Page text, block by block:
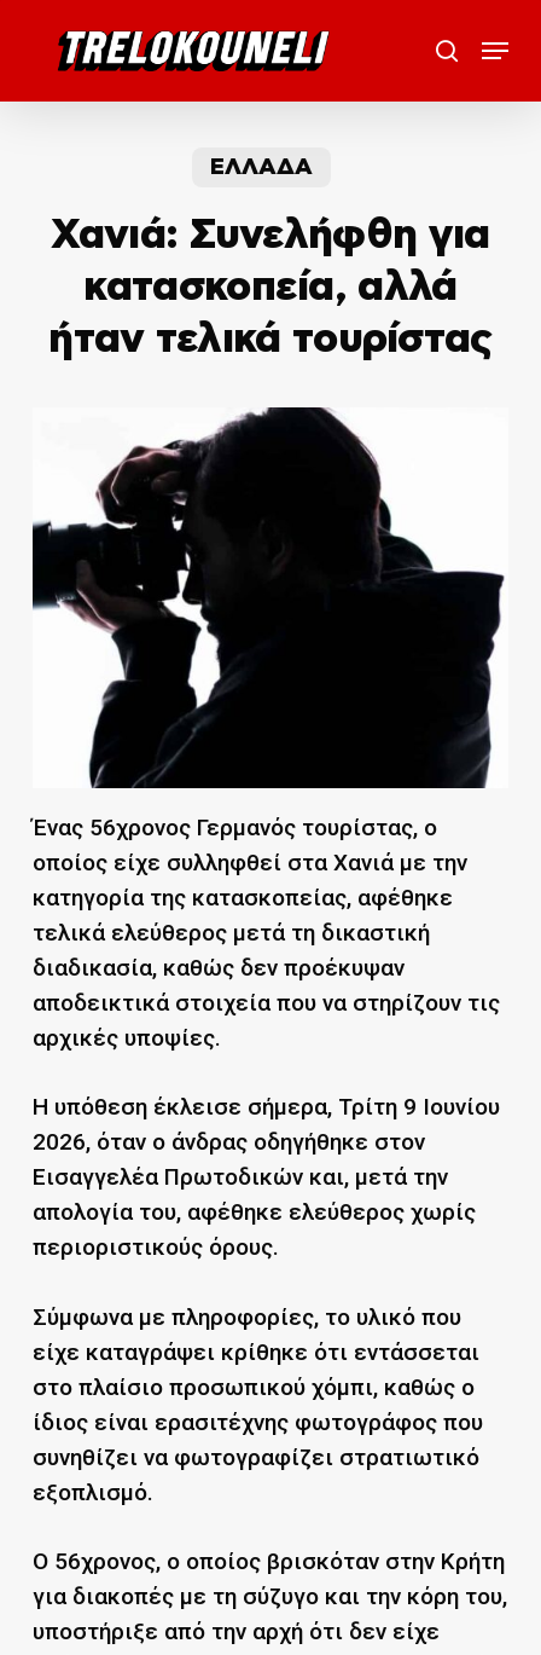
search
Menu
ΕΛΛΑΔΑ
Χανιά: Συνελήφθη για
κατασκοπεία, αλλά
ήταν τελικά τουρίστας
Ένας 56χρονος Γερμανός τουρίστας, ο
οποίος είχε συλληφθεί στα Χανιά με την
κατηγορία της κατασκοπείας, αφέθηκε
τελικά ελεύθερος μετά τη δικαστική
διαδικασία, καθώς δεν προέκυψαν
αποδεικτικά στοιχεία που να στηρίζουν τις
αρχικές υποψίες.
Η υπόθεση έκλεισε σήμερα, Τρίτη 9 Ιουνίου
2026, όταν ο άνδρας οδηγήθηκε στον
Εισαγγελέα Πρωτοδικών και, μετά την
απολογία του, αφέθηκε ελεύθερος χωρίς
περιοριστικούς όρους.
Σύμφωνα με πληροφορίες, το υλικό που
είχε καταγράψει κρίθηκε ότι εντάσσεται
στο πλαίσιο προσωπικού χόμπι, καθώς ο
ίδιος είναι ερασιτέχνης φωτογράφος που
συνηθίζει να φωτογραφίζει στρατιωτικό
εξοπλισμό.
Ο 56χρονος, ο οποίος βρισκόταν στην Κρήτη
για διακοπές με τη σύζυγο και την κόρη του,
υποστήριξε από την αρχή ότι δεν είχε